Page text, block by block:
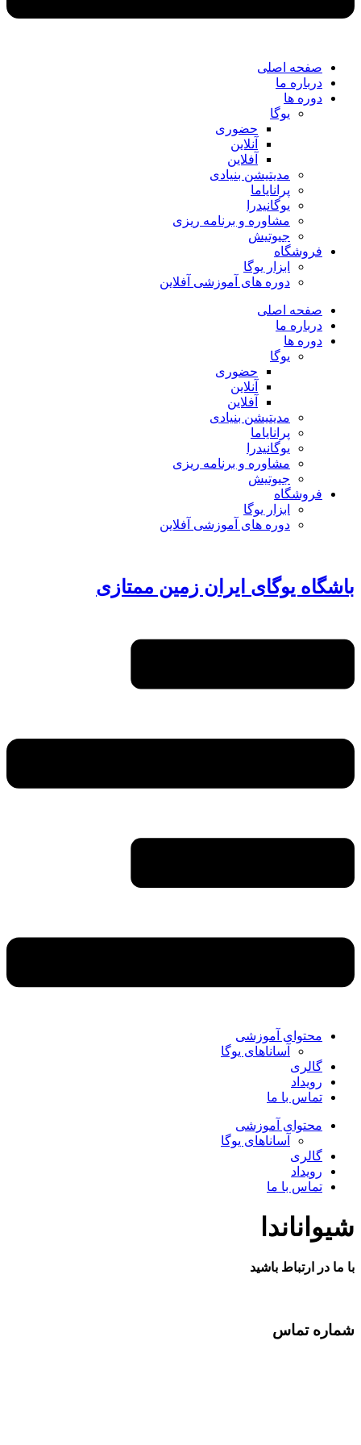
صفحه اصلی
درباره ما
دوره ها
یوگا
حضوری
آنلاین
آفلاین
مدیتیشن بنیادی
پرانایاما
یوگانیدرا
مشاوره و برنامه ریزی
جیوتیش
فروشگاه
ابزار یوگا
دوره های آموزشی آفلاین
صفحه اصلی
درباره ما
دوره ها
یوگا
حضوری
آنلاین
آفلاین
مدیتیشن بنیادی
پرانایاما
یوگانیدرا
مشاوره و برنامه ریزی
جیوتیش
فروشگاه
ابزار یوگا
دوره های آموزشی آفلاین
باشگاه یوگای ایران زمین ممتازی
محتوای آموزشی
آساناهای یوگا
گالری
رویداد
تماس با ما
محتوای آموزشی
آساناهای یوگا
گالری
رویداد
تماس با ما
شیواناندا
با ما در ارتباط باشید
شماره تماس